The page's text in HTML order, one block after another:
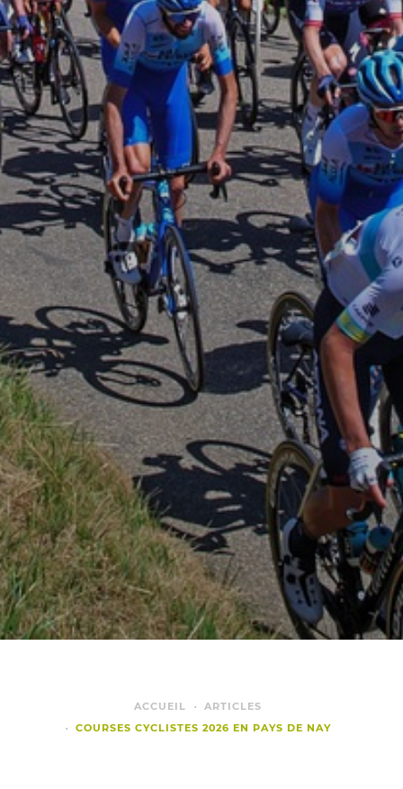
ACCUEIL
ARTICLES
COURSES CYCLISTES 2026 EN PAYS DE NAY